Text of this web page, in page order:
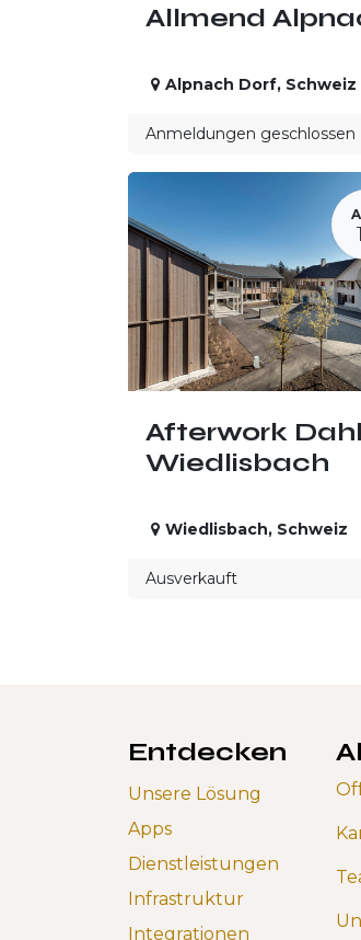
Allmend
Alpnach Dorf, Schweiz
Anmeldungen geschlossen
Afterwork
Wiedlisbach
Wiedlisbach, Schweiz
Ausverkauft
Entdecken
Unsere Lösung
Apps
Dienstleistungen
Infrastruktur
Integrationen